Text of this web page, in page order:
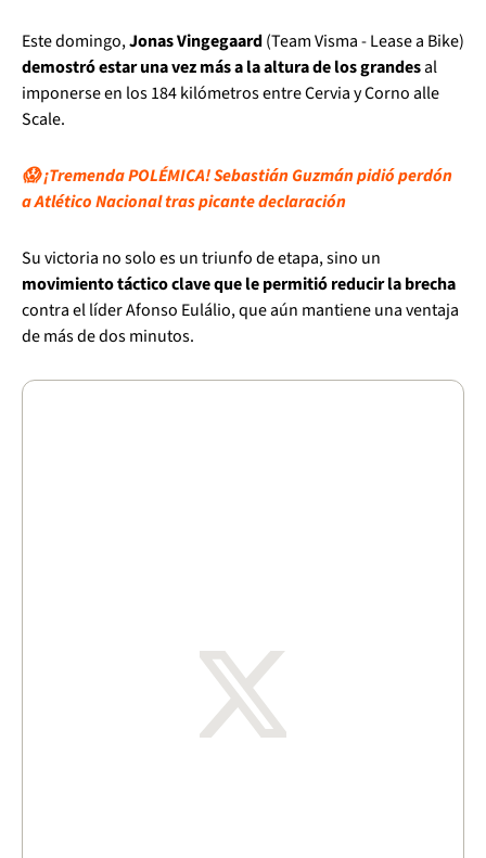
Este domingo,Jonas Vingegaard(Team Visma - Lease a Bike)
demostró estar una vez más a la altura de los grandesal
imponerse en los 184 kilómetros entre Cervia y Corno alle
Scale.
😱 ¡Tremenda POLÉMICA! Sebastián Guzmán pidió perdón
a Atlético Nacional tras picante declaración
Su victoria no solo es un triunfo de etapa, sino un
movimiento táctico clave que le permitió reducir la brecha
contra el líder Afonso Eulálio, que aún mantiene una ventaja
de más de dos minutos.